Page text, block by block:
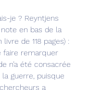
je ? Reyntjens
en bas de la
de 118 pages) :
faire remarquer
n’a été consacrée
la guerre, puisque
a